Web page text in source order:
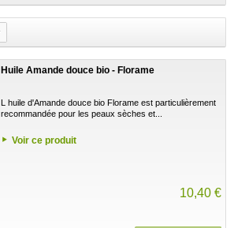
Huile Amande douce bio - Florame
L huile d'Amande douce bio Florame est particulièrement
recommandée pour les peaux sèches et...
Voir ce produit
10,40 €